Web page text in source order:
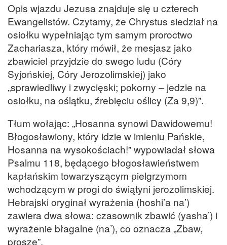
Opis wjazdu Jezusa znajduje się u czterech
Ewangelistów. Czytamy, że Chrystus siedział na
osiołku wypełniając tym samym proroctwo
Zachariasza, który mówił, że mesjasz jako
zbawiciel przyjdzie do swego ludu (Córy
Syjońskiej, Córy Jerozolimskiej) jako
„sprawiedliwy i zwycięski; pokorny – jedzie na
osiołku, na oślątku, źrebięciu oślicy (Za 9,9)”.
Tłum wołając: „Hosanna synowi Dawidowemu!
Błogosławiony, który idzie w imieniu Pańskie,
Hosanna na wysokościach!” wypowiadał słowa
Psalmu 118, będącego błogosławieństwem
kapłańskim towarzyszącym pielgrzymom
wchodzącym w progi do świątyni jerozolimskiej.
Hebrajski oryginał wyrażenia (hoshi’a na’)
zawiera dwa słowa: czasownik zbawić (yasha’) i
wyrażenie błagalne (na’), co oznacza „Zbaw,
proszę”.